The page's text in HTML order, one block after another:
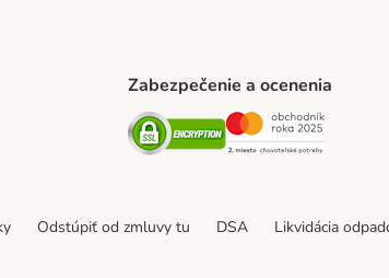
Zabezpečenie a ocenenia
Security Security
Odstúpiť od zmluvy tu DSA Likvidácia